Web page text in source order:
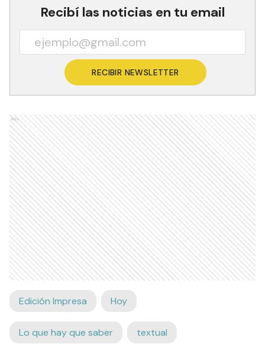
Recibí las noticias en tu email
RECIBIR NEWSLETTER
Ads
Edición Impresa Hoy
Lo que hay que saber textual